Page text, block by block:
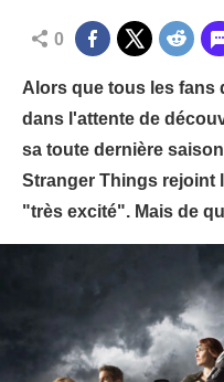
0
Alors que tous les fans
dans l'attente de
sa toute dernière
Stranger Things rejoint
"très excité". Mais de